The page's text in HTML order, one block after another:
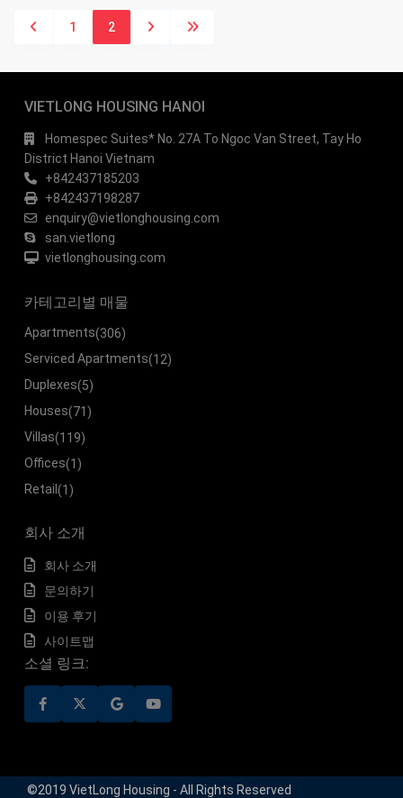
1 2
VIETLONG HOUSING HANOI
Homespec Suites* No. 27A To Ngoc Van Street, Tay Ho
District Hanoi Vietnam
+842437185203
+842437198287
enquiry@vietlonghousing.com
san.vietlong
vietlonghousing.com
카테고리별 매물
Apartments(306)
Serviced Apartments(12)
Duplexes(5)
Houses(71)
Villas(119)
Offices(1)
Retail (1)
회사 소개
회사 소개
문의하기
이용 후기
사이트맵
소셜 링크:
©2019 VietLong Housing - All Rights Reserved